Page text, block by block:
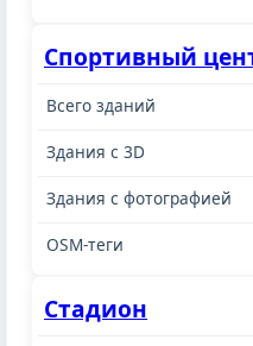
Спортивный
Стадион